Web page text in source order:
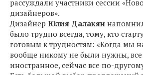
рассуждали участники сессии
дизайнеров».
Дизайнер Юлия Далакян
было трудно всегда, тому, кто
готовым к трудностям: «Когда мы
вообще никому не были нужны,
иностранное, сейчас все по-